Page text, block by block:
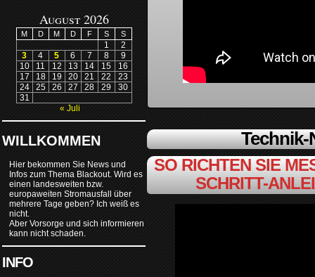
August 2026
M D M D F S S
1
2
3
4 5 6 7 8
9
10
11 12 13 14 15
16
17
18 19 20 21 22
23
24
25 26 27 28 29
30
31
« Juli
WILLKOMMEN
Hier bekommen Sie News und
Infos zum Thema Blackout. Wird es
einen landesweiten bzw.
europaweiten Stromausfall über
mehrere Tage geben? Ich weiß es
nicht.
Aber Vorsorge und sich informieren
kann nicht schaden.
INFO
SO RICHTEN SIE
SCHRITT-